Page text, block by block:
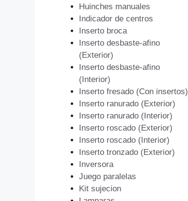
Huinches manuales
Indicador de centros
Inserto broca
Inserto desbaste-afino
(Exterior)
Inserto desbaste-afino
(Interior)
Inserto fresado (Con insertos)
Inserto ranurado (Exterior)
Inserto ranurado (Interior)
Inserto roscado (Exterior)
Inserto roscado (Interior)
Inserto tronzado (Exterior)
Inversora
Juego paralelas
Kit sujecion